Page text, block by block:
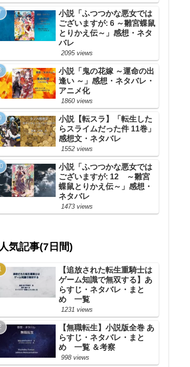
小説「ふつつかな悪女では
ございますが: 6 ～雛宮蝶鼠
とりかえ伝～」感想・ネタ
バレ
2095 views
小説「鬼の花嫁 ～運命の出
逢い ～」感想・ネタバレ・
アニメ化
1860 views
小説【転スラ】「転生した
らスライムだった件 11巻」
感想文・ネタバレ
1552 views
小説「ふつつかな悪女では
ございますが: 12 ～雛宮
蝶鼠とりかえ伝～」感想・
ネタバレ
1473 views
人気記事(7日間)
【追放された転生重騎士は
ゲーム知識で無双する】あ
らすじ・ネタバレ・まと
め 一覧
1231 views
【無職転生】小説版全巻 あ
らすじ・ネタバレ・まと
め 一覧 ＆考察
998 views